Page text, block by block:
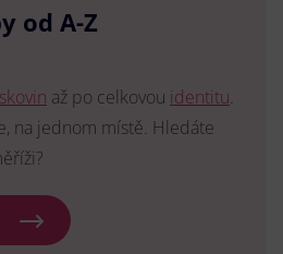
od A-Z
až po celkovou identitu.
na jednom místě. Hledáte